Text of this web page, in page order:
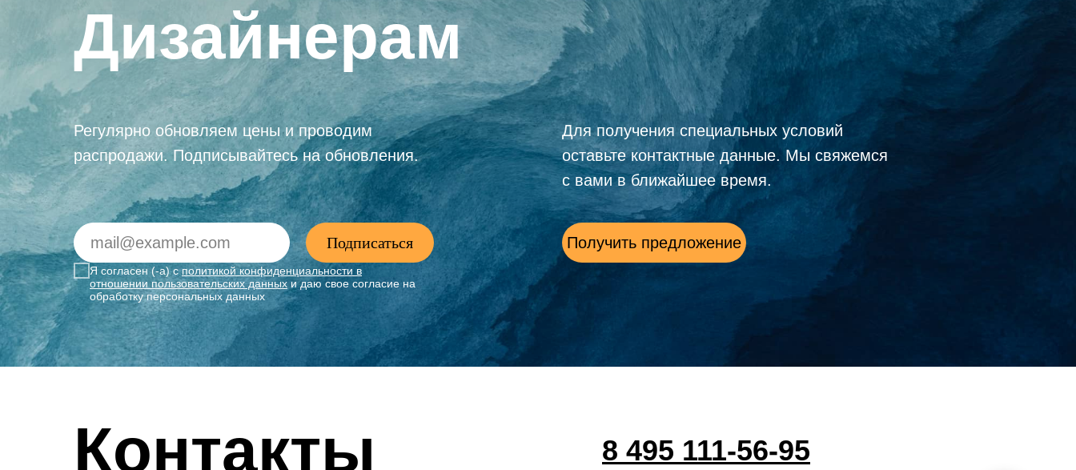
Дизайнерам
Регулярно обновляем цены и проводим
распродажи. Подписывайтесь на обновления.
Я согласен (-а) сполитикой конфиденциальности в
отношении пользовательских данных и даю свое согласие на
обработку персональных данных
Подписаться
Для получения специальных условий
оставьте контактные данные. Мы свяжемся
с вами в ближайшее время.
Получить предложение
Контакты 8 495 111-56-95